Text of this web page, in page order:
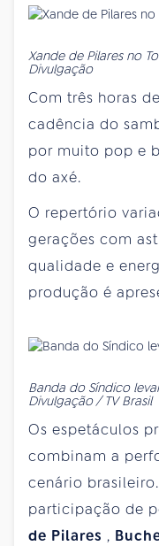
Xande de Pilares no
Divulgação
Com três horas
cadência do
por muito pop e
do axé.
O repertório
gerações com
qualidade e
produção é
Banda do Síndico
Divulgação / TV Brasil
Os espetáculos
combinam a
cenário brasileiro.
participação de
de Pilares ,